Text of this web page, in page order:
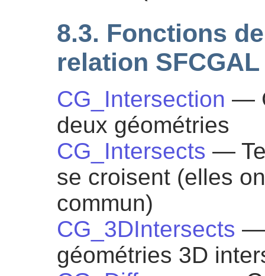
8.3. Fonctions
relation SFCGAL
CG_Intersection —
deux géométries
CG_Intersects —
se croisent (elles
commun)
CG_3DIntersects —
géométries 3D